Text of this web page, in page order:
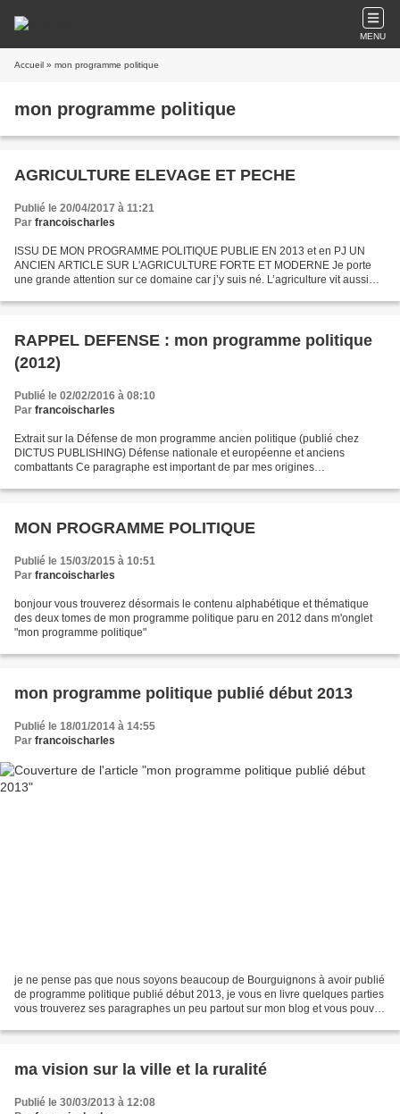
MENU
Accueil » mon programme politique
mon programme politique
AGRICULTURE ELEVAGE ET PECHE
Publié le 20/04/2017 à 11:21
Par francoischarles
ISSU DE MON PROGRAMME POLITIQUE PUBLIE EN 2013 et en PJ UN
ANCIEN ARTICLE SUR L'AGRICULTURE FORTE ET MODERNE Je porte
une grande attention sur ce domaine car j’y suis né. L’agriculture vit aussi
RAPPEL DEFENSE : mon programme politique
(2012)
Publié le 02/02/2016 à 08:10
Par francoischarles
Extrait sur la Défense de mon programme ancien politique (publié chez
DICTUS PUBLISHING) Défense nationale et européenne et anciens
combattants Ce paragraphe est important de par mes origines
MON PROGRAMME POLITIQUE
Publié le 15/03/2015 à 10:51
Par francoischarles
bonjour vous trouverez désormais le contenu alphabétique et thématique
des deux tomes de mon programme politique paru en 2012 dans m'onglet
"mon programme politique"
mon programme politique publié début 2013
Publié le 18/01/2014 à 14:55
Par francoischarles
je ne pense pas que nous soyons beaucoup de Bourguignons à avoir publié
de programme politique publié début 2013, je vous en livre quelques parties
vous trouverez ses paragraphes un peu partout sur mon blog et vous pouvez
ma vision sur la ville et la ruralité
Publié le 30/03/2013 à 12:08